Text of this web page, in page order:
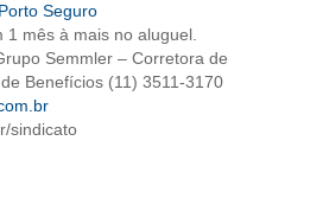
Seguro
1 mês à mais no aluguel.
Semmler – Corretora de
Benefícios (11) 3511-3170
sindicato